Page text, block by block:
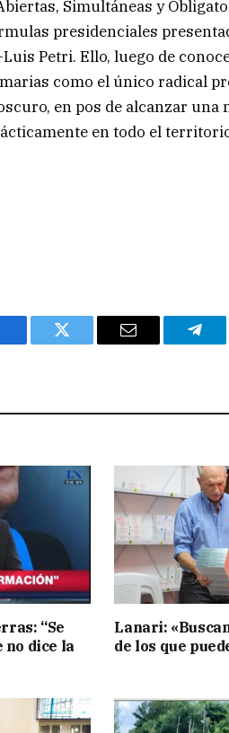
Simultáneas y
presidenciales
Petri. Ello, luego de
como el único radical
en pos de alcanzar una
en todo el
Twitter Email
“Se
no dice la
Lanari:
de los que